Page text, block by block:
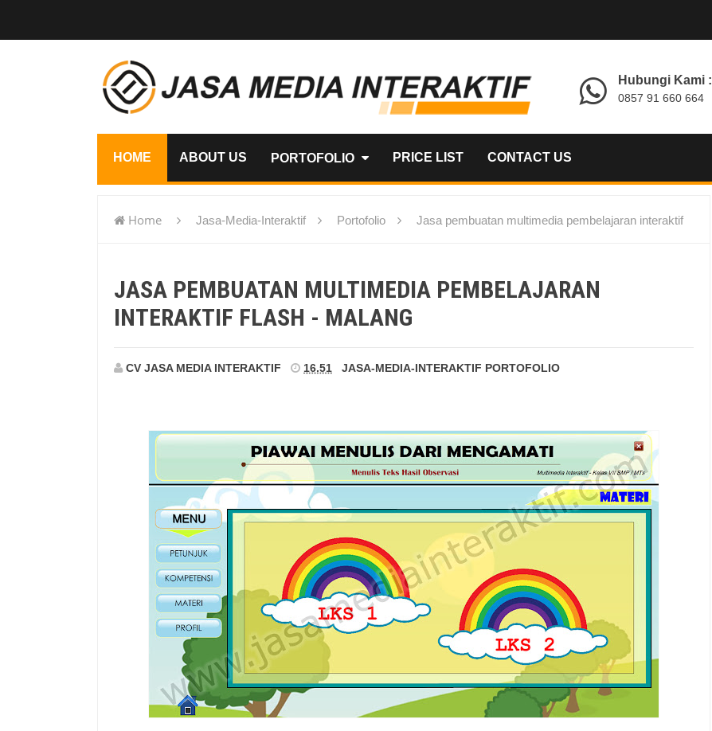
Hubungi Kami :
0857 91 660 664
HOME ABOUT US PORTOFOLIO PRICE LIST CONTACT US
Home Jasa-Media-Interaktif Portofolio Jasa pembuatan multimedia pembelajaran interaktif
JASA PEMBUATAN MULTIMEDIA PEMBELAJARAN
INTERAKTIF FLASH - MALANG
CV JASA MEDIA INTERAKTIF 16.51 JASA-MEDIA-INTERAKTIF PORTOFOLIO